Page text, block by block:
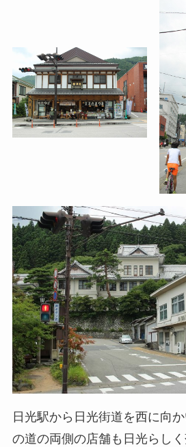
日光駅から日光街道を西に向
の道の両側の店舗も日光らし